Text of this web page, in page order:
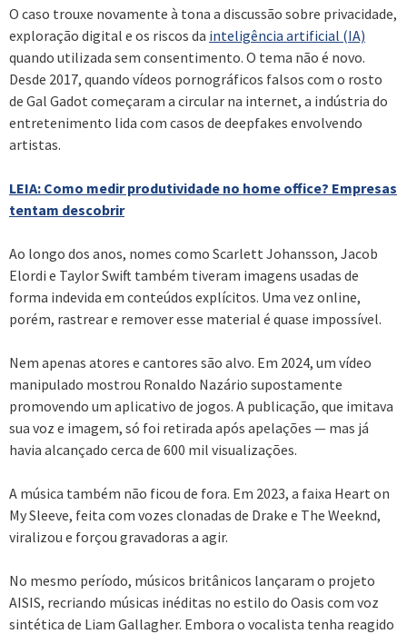
O caso trouxe novamente à tona a discussão sobre privacidade,
exploração digital e os riscos da inteligência artificial (IA)
quando utilizada sem consentimento. O tema não é novo.
Desde 2017, quando vídeos pornográficos falsos com o rosto
de Gal Gadot começaram a circular na internet, a indústria do
entretenimento lida com casos de deepfakes envolvendo
artistas.
LEIA: Como medir produtividade no home office? Empresas
tentam descobrir
Ao longo dos anos, nomes como Scarlett Johansson, Jacob
Elordi e Taylor Swift também tiveram imagens usadas de
forma indevida em conteúdos explícitos. Uma vez online,
porém, rastrear e remover esse material é quase impossível.
Nem apenas atores e cantores são alvo. Em 2024, um vídeo
manipulado mostrou Ronaldo Nazário supostamente
promovendo um aplicativo de jogos. A publicação, que imitava
sua voz e imagem, só foi retirada após apelações — mas já
havia alcançado cerca de 600 mil visualizações.
A música também não ficou de fora. Em 2023, a faixa Heart on
My Sleeve, feita com vozes clonadas de Drake e The Weeknd,
viralizou e forçou gravadoras a agir.
No mesmo período, músicos britânicos lançaram o projeto
AISIS, recriando músicas inéditas no estilo do Oasis com voz
sintética de Liam Gallagher. Embora o vocalista tenha reagido